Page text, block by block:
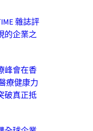
雜誌評
的企業之
峰會在香
療健康力
破真正抵